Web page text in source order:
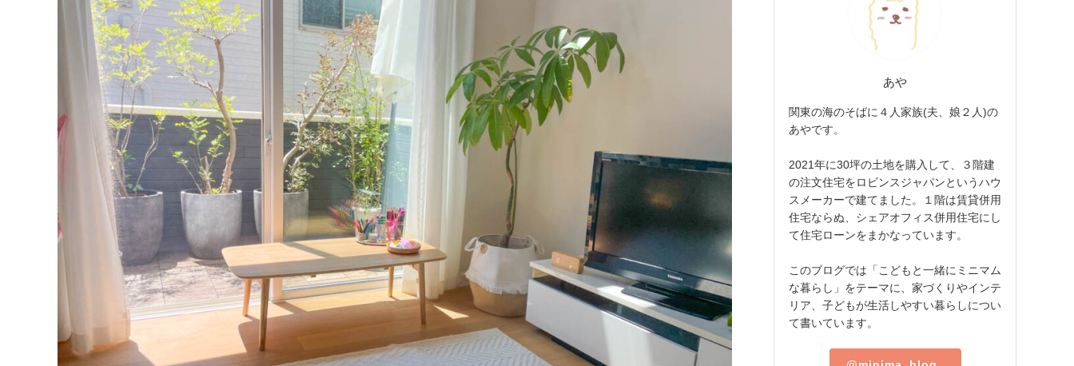
あや
関東の海のそばに４人家族(夫、娘２人)の
あやです。
2021年に30坪の土地を購入して、３階建
の注文住宅をロビンスジャパンというハウ
スメーカーで建てました。１階は賃貸併用
住宅ならぬ、シェアオフィス併用住宅にし
て住宅ローンをまかなっています。
このブログでは「こどもと一緒にミニマム
な暮らし」をテーマに、家づくりやインテ
リア、子どもが生活しやすい暮らしについ
て書いています。